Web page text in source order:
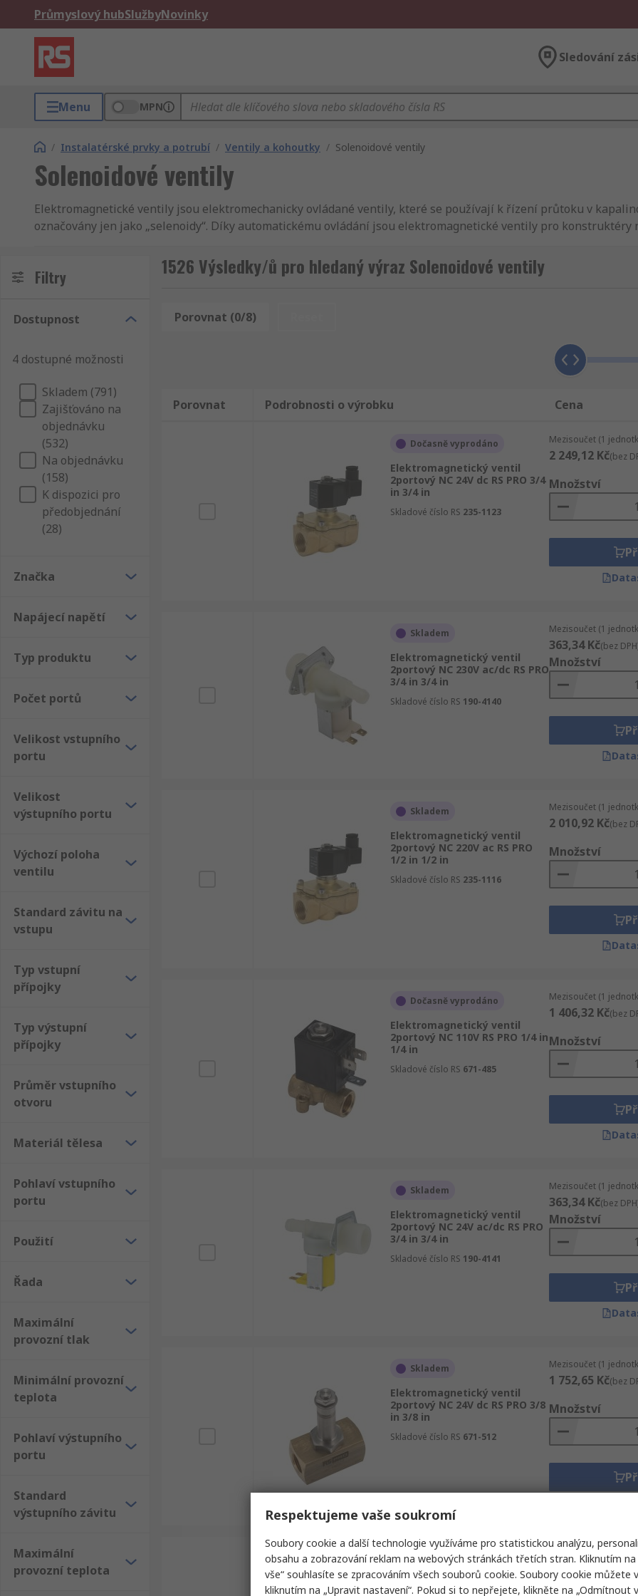
Průmyslový hubSlužbyNovinky
Sledování
Menu MPN
/ Instalatérské prvky a potrubí / Ventily a kohoutky / Solenoidové ventily
Solenoidové ventily
Elektromagnetické ventily jsou elektromechanicky ovládané ventily, které se používají k řízení průtoku v
označovány jen jako „selenoidy“. Díky automatickému ovládání jsou elektromagnetické ventily pro
systémů. Jsou obvykle vyrobeny z robustních materiálů, jako je nerezová ocel, hliník, mosaz nebo plast. Další
průvodci elektromagnetických ventilů.Použití elektromagnetických ventilů:Elektromagnetické ventily jsou
hydraulických systémů pro řízení větších průmyslových ventilů, kapalinových motorech nebo válcích. Lze je
jsou myčky nebo pračky. Ventil může řídit vodu vstupující do zařízení.
Automatický provoz
Okamžitá reakční doba
Bezpečné přepínání
Vysoká spolehlivost
Může vést ke snížení spotřeby energie ve srovnání s přímo působícím ventilem
Filtry
Dostupnost
4 dostupné možnosti
Skladem (791)
Zajišťováno na
objednávku
(532)
Na objednávku
(158)
K dispozici pro
předobjednání
(28)
Značka
Napájecí napětí
Typ produktu
Počet portů
Velikost vstupního
portu
Velikost
výstupního portu
Výchozí poloha
ventilu
Standard závitu na
vstupu
Typ vstupní
přípojky
Typ výstupní
přípojky
Průměr vstupního
otvoru
Materiál tělesa
Pohlaví vstupního
portu
Použití
Řada
Maximální
provozní tlak
Minimální provozní
teplota
Pohlaví výstupního
portu
Standard
výstupního závitu
Maximální
provozní teplota
1526 Výsledky/ů pro hledaný výraz Solenoidové ventily
Porovnat (0/8)
Porovnat Podrobnosti o výrobku Cena
Dočasně vyprodáno
Elektromagnetický ventil
2portový NC 24V dc RS PRO 3/4
in 3/4 in
Skladové číslo RS 235-1123
Mezisoučet (1
2 249,12 Kč(bez
Množství
Skladem
Elektromagnetický ventil
2portový NC 230V ac/dc RS PRO
3/4 in 3/4 in
Skladové číslo RS 190-4140
Mezisoučet (1
363,34 Kč(bez
Množství
Skladem
Elektromagnetický ventil
2portový NC 220V ac RS PRO
1/2 in 1/2 in
Skladové číslo RS 235-1116
Mezisoučet (1
2 010,92 Kč(bez
Množství
Dočasně vyprodáno
Elektromagnetický ventil
2portový NC 110V RS PRO 1/4 in
1/4 in
Skladové číslo RS 671-485
Mezisoučet (1
1 406,32 Kč(bez
Množství
Skladem
Elektromagnetický ventil
2portový NC 24V ac/dc RS PRO
3/4 in 3/4 in
Skladové číslo RS 190-4141
Mezisoučet (1
363,34 Kč(bez
Množství
Skladem
Elektromagnetický ventil
2portový NC 24V dc RS PRO 3/8
in 3/8 in
Skladové číslo RS 671-512
Mezisoučet (1
1 752,65 Kč(bez
Množství
Skladem
Elektromagnetický ventil
Mezisoučet (1
1 127,86 Kč(bez
Respektujeme vaše soukromí
Soubory cookie a další technologie využíváme pro statistickou analýzu,
obsahu a zobrazování reklam na webových stránkách třetích stran. Kliknutím
vše“ souhlasíte se zpracováním všech souborů cookie. Soubory cookie můžete
kliknutím na „Upravit nastavení“. Pokud si to nepřejete, klikněte na „Odmítnout